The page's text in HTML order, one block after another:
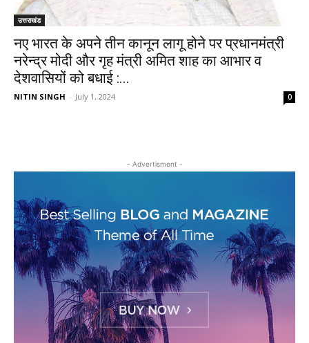
उत्तराखंड
नए भारत के अपने तीन कानून लागू होने पर प्रधानमंत्री
नरेन्द्र मोदी और गृह मंत्री अमित शाह का आभार व
देशवासियों को बधाई :...
NITIN SINGH - July 1, 2024 0
- Advertisment -